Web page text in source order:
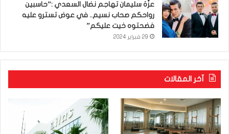
عزّة سليمان تهاجم نضال السعدي :”حاسبين
رواحكم صحاب نسيم.. في عوض تسترو عليه
فضحتوه خيت عليكم”
29 فبراير 2024
آخر المقالات